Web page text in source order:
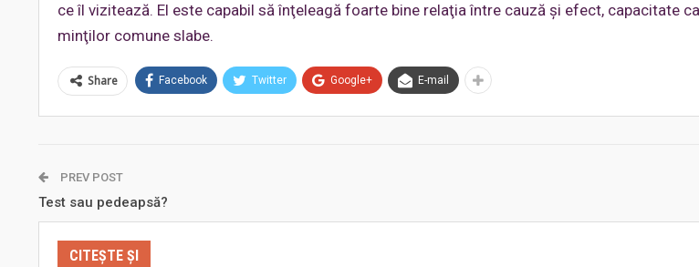
ce îl vizitează. El este capabil să înţeleagă foarte bine relaţia între cauză şi efect, capacitate
minţilor comune slabe.
Share Facebook Twitter Google+ E-mail
PREV POST
Test sau pedeapsă?
CITEȘTE ȘI